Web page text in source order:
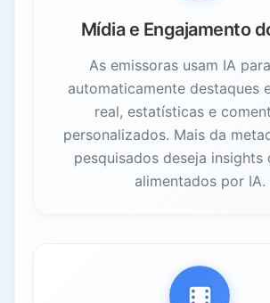
Mídia e Engajamento
As emissoras usam IA
automaticamente destaques
real, estatísticas e
personalizados. Mais da
pesquisados deseja insights
alimentados por IA.